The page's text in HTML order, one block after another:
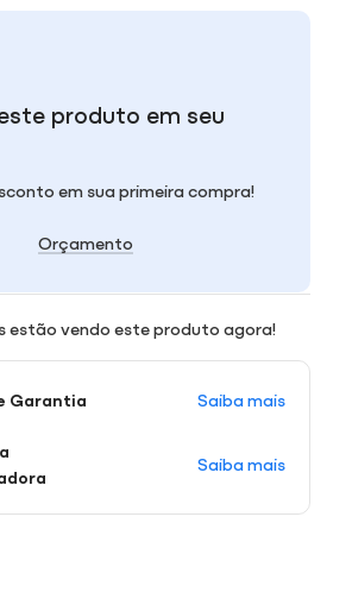
produto em seu
em sua primeira compra!
Orçamento
estão vendo este produto agora!
Garantia Saiba mais
Saiba mais